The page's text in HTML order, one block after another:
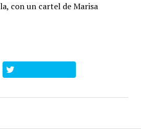
con un cartel de Marisa